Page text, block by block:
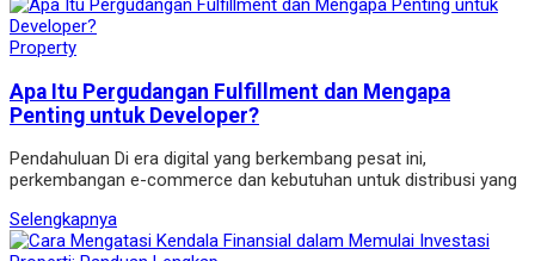
Property
Apa Itu Pergudangan Fulfillment dan Mengapa
Penting untuk Developer?
Pendahuluan Di era digital yang berkembang pesat ini,
perkembangan e-commerce dan kebutuhan untuk distribusi yang
Selengkapnya